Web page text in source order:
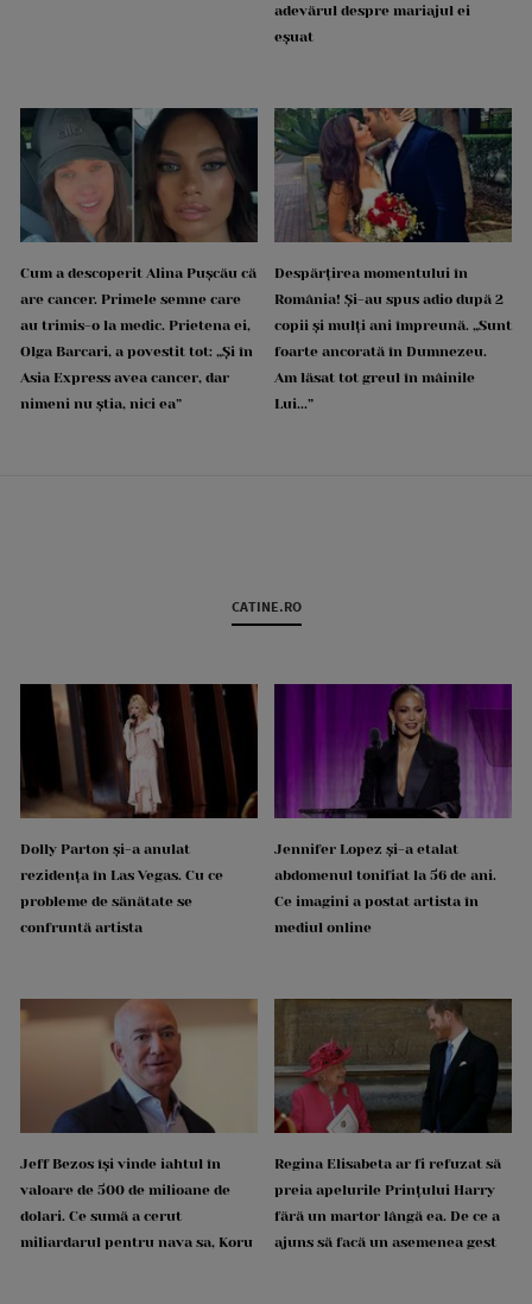
adevărul despre mariajul ei
eșuat
Cum a descoperit Alina Pușcău că
are cancer. Primele semne care
au trimis-o la medic. Prietena ei,
Olga Barcari, a povestit tot: „Și în
Asia Express avea cancer, dar
nimeni nu știa, nici ea”
Despărțirea momentului în
România! Și-au spus adio după 2
copii și mulți ani împreună. „Sunt
foarte ancorată în Dumnezeu.
Am lăsat tot greul în mâinile
Lui...”
CATINE.RO
Dolly Parton și-a anulat
rezidența în Las Vegas. Cu ce
probleme de sănătate se
confruntă artista
Jennifer Lopez și-a etalat
abdomenul tonifiat la 56 de ani.
Ce imagini a postat artista în
mediul online
Jeff Bezos își vinde iahtul în
valoare de 500 de milioane de
dolari. Ce sumă a cerut
miliardarul pentru nava sa, Koru
Regina Elisabeta ar fi refuzat să
preia apelurile Prințului Harry
fără un martor lângă ea. De ce a
ajuns să facă un asemenea gest